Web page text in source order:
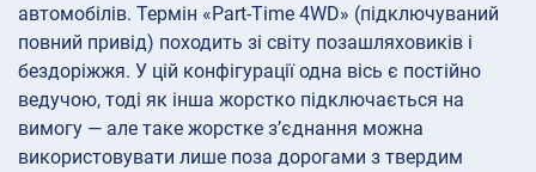
автомобілів. Термін «Part-Time 4WD» (підключуваний
повний привід) походить зі світу позашляховиків і
бездоріжжя. У цій конфігурації одна вісь є постійно
ведучою, тоді як інша жорстко підключається на
вимогу — але таке жорстке з’єднання можна
використовувати лише поза дорогами з твердим